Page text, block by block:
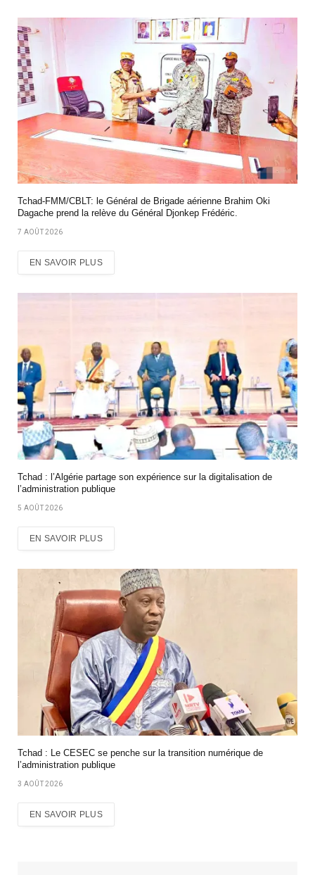
Tchad-FMM/CBLT: le Général de Brigade aérienne Brahim Oki
Dagache prend la relève du Général Djonkep Frédéric.
7 AOÛT 2026
EN SAVOIR PLUS
Tchad : l’Algérie partage son expérience sur la digitalisation de
l’administration publique
5 AOÛT 2026
EN SAVOIR PLUS
Tchad : Le CESEC se penche sur la transition numérique de
l’administration publique
3 AOÛT 2026
EN SAVOIR PLUS